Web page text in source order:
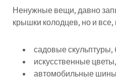
Ненужные вещи, давно
крышки колодцев, но и
садовые скульптуры,
искусственные
автомобильные